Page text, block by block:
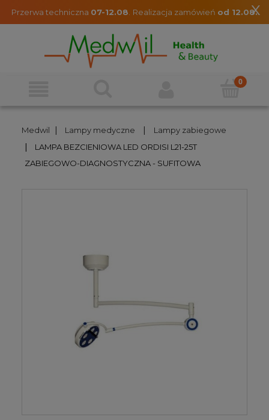
x
Przerwa techniczna 07-12.08 Realizacja zamówień od 12.08.
Medwil | Lampy medyczne | Lampy zabiegowe
|
LAMPA BEZCIENIOWA LED ORDISI L21-25T
ZABIEGOWO-DIAGNOSTYCZNA - SUFITOWA